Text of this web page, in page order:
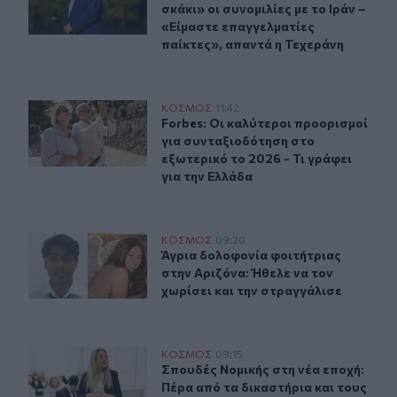
σκάκι» οι συνομιλίες με το Ιράν –
«Είμαστε επαγγελματίες
παίκτες», απαντά η Τεχεράνη
Forbes: Οι καλύτεροι προορισμοί για
ΚΟΣΜΟΣ 11:42
Forbes: Οι καλύτεροι προορισμοί
Forbes: Οι καλύτεροι προορισμοί
για συνταξιοδότηση στο
εξωτερικό το 2026 - Τι γράφει
για την Ελλάδα
Άγρια δολοφονία φοιτήτριας στην Αριζόνα: Ήθελε να
ΚΟΣΜΟΣ 09:20
Άγρια δολοφονία φοιτήτριας στην
Άγρια δολοφονία φοιτήτριας
στην Αριζόνα: Ήθελε να τον
χωρίσει και την στραγγάλισε
Σπουδές Νομικής στη νέα εποχή: Πέρα από τα
ΚΟΣΜΟΣ 09:15
Σπουδές Νομικής στη νέα εποχή:
Σπουδές Νομικής στη νέα εποχή:
Πέρα από τα δικαστήρια και τους